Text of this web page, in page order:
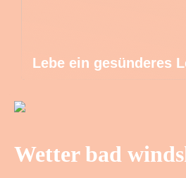
Lebe ein gesünderes
Wetter bad